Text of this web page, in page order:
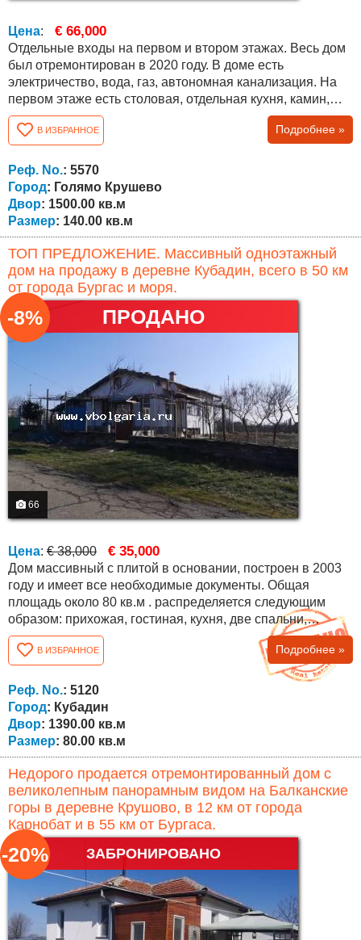
Цена: € 66,000
Отдельные входы на первом и втором этажах. Весь дом
был отремонтирован в 2020 году. В доме есть
электричество, вода, газ, автономная канализация. На
первом этаже есть столовая, отдельная кухня, камин,
ванная комната с туалетом и коридор. На втором этаже
есть три спальни, гардеробная, туалет и коридор. Дом
обставлен немецкой мебелью и техникой. В каждой
комнате есть автономное электрическое отопление, а на
первом этаже - дровяная...
В ИЗБРАННОЕ Подробнее »
Реф. No.: 5570
Город: Голямо Крушево
Двор: 1500.00 кв.м
Размер: 140.00 кв.м
ТОП ПРЕДЛОЖЕНИЕ. Массивный одноэтажный
дом на продажу в деревне Кубадин, всего в 50 км
от города Бургас и моря.
ПРОДАНО
66
-8%
Цена: € 38,000 € 35,000
Дом массивный с плитой в основании, построен в 2003
году и имеет все необходимые документы. Общая
площадь около 80 кв.м . распределяется следующим
образом: прихожая, гостиная, кухня, две спальни,
ванная комната с туалетом и чердак. Двор 1390 кв.м. и
есть гараж, дополнительные постройки, виноградник и
ухоженный сад с множеством фруктовых деревьев. Дом
продается полностью меблированным! Дом расположен
близко к центру деревни и...
В ИЗБРАННОЕ Подробнее »
Реф. No.: 5120
Город: Кубадин
Двор: 1390.00 кв.м
Размер: 80.00 кв.м
Недорого продается отремонтированный дом с
великолепным панорамным видом на Балканские
горы в деревне Крушово, в 12 км от города
Карнобат и в 55 км от Бургаса.
ЗАБРОНИРОВАНО
-20%